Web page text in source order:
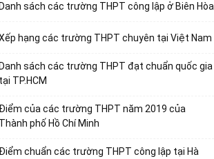
Danh sách các trường THPT công lập ở Biên Hòa
hạng các trường THPT chuyên tại Việt Nam
Danh sách các trường THPT đạt chuẩn quốc gia
tại TP.HCM
Điểm của các trường THPT năm 2019 của
Thành phố Hồ Chí Minh
Điểm chuẩn các trường THPT công lập tại Hà